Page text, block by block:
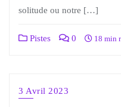
solitude ou notre […]
Pistes 0 18 min
3 Avril 2023